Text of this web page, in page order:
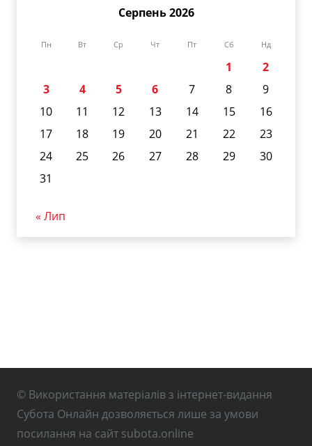
Серпень 2026
Пн Вт Ср Чт Пт Сб Нд
1
2
3
4 5 6 7 8
9
10
11 12 13 14 15
16
17
18 19 20 21 22
23
24
25 26 27 28 29
30
31
« Лип
© Використання матеріалів з інтернет-видання
Субота Онлайн дозволяється лише за умови
посилання на сайт subota.online